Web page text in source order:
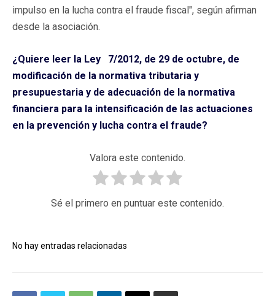
impulso en la lucha contra el fraude fiscal", según afirman
desde la asociación.
¿Quiere leer la Ley
7/2012, de 29 de octubre, de
modificación de la normativa tributaria y
presupuestaria y de adecuación de la normativa
financiera para la intensificación de las actuaciones
en la prevención y lucha contra el fraude?
Valora este contenido.
Sé el primero en puntuar este contenido.
No hay entradas relacionadas